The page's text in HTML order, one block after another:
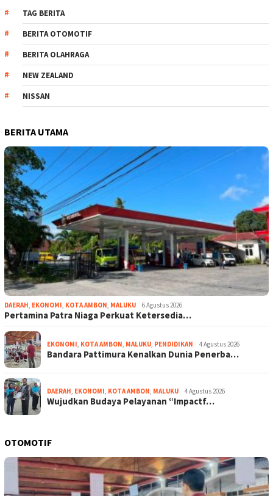
TAG BERITA
BERITA OTOMOTIF
BERITA OLAHRAGA
NEW ZEALAND
NISSAN
BERITA UTAMA
DAERAH, EKONOMI, KOTA AMBON, MALUKU 6 Agustus 2026
Pertamina Patra Niaga Perkuat Ketersedia…
EKONOMI, KOTA AMBON, MALUKU, PENDIDIKAN 4 Agustus 2026
Bandara Pattimura Kenalkan Dunia Penerba…
DAERAH, EKONOMI, KOTA AMBON, MALUKU 4 Agustus 2026
Wujudkan Budaya Pelayanan “Impactf…
OTOMOTIF